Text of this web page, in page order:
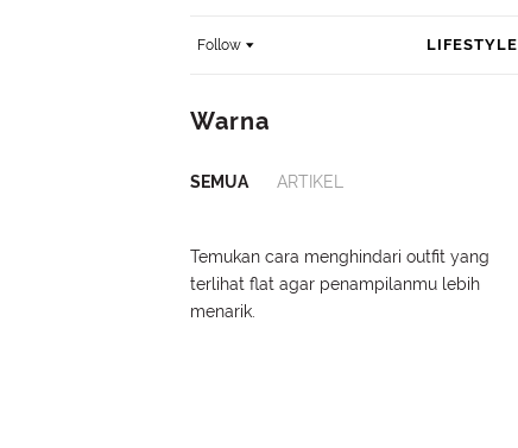
Follow LIFESTYLE
Warna
SEMUA ARTIKEL
Temukan cara menghindari outfit yang
terlihat flat agar penampilanmu lebih
menarik.